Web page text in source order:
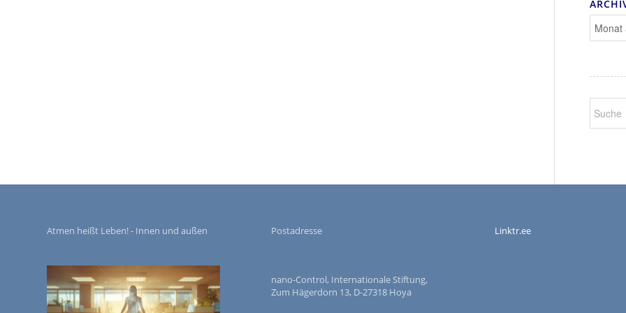
Atmen heißt Leben! - Innen und außen Postadresse
nano-Control, Internationale Stiftung,
Zum Hägerdorn 13, D-27318 Hoya
Linktr.ee